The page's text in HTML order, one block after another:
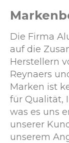
Die Firma
auf die
Herstellern
Reynaers
Marken ist
für Qualität,
was es uns
unserer
unserem